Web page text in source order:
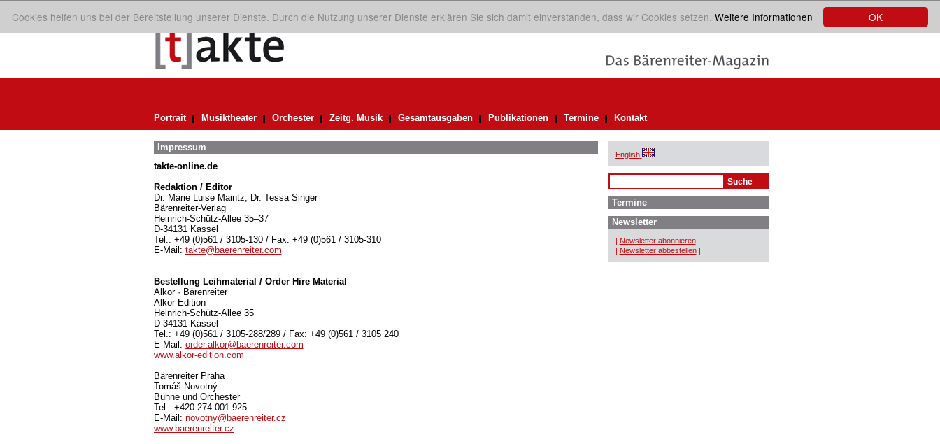
OK
Cookies helfen uns bei der Bereitstellung unserer Dienste. Durch die Nutzung unserer Dienste erklären Sie sich damit einverstanden, dass wir Cookies setzen. Weitere Informationen
Portrait Musiktheater Orchester Zeitg. Musik Gesamtausgaben Publikationen Termine Kontakt
Impressum
takte-online.de
Redaktion / Editor
Dr. Marie Luise Maintz, Dr. Tessa Singer
Bärenreiter-Verlag
Heinrich-Schütz-Allee 35–37
D-34131 Kassel
Tel.: +49 (0)561 / 3105-130 / Fax: +49 (0)561 / 3105-310
E-Mail: takte@baerenreiter.com
Bestellung Leihmaterial / Order Hire Material
Alkor · Bärenreiter
Alkor-Edition
Heinrich-Schütz-Allee 35
D-34131 Kassel
Tel.: +49 (0)561 / 3105-288/289 / Fax: +49 (0)561 / 3105 240
E-Mail: order.alkor@baerenreiter.com
www.alkor-edition.com
Bärenreiter Praha
Tomáš Novotný
Bühne und Orchester
Tel.: +420 274 001 925
E-Mail: novotny@baerenreiter.cz
www.baerenreiter.cz
English
Termine
Newsletter
| Newsletter abonnieren |
| Newsletter abbestellen |